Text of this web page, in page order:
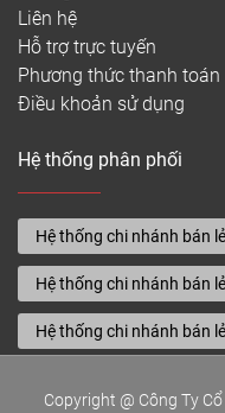
Liên hệ
Hỗ trợ trực tuyến
Phương thức thanh toán
Điều khoản sử dụng
Hệ thống phân phối
Hệ thống chi nhánh bán
Hệ thống chi nhánh bán
Hệ thống chi nhánh bán
Copyright @ Công Ty